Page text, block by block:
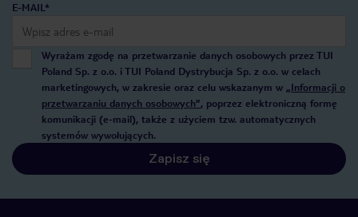
E-MAIL*
Wyrażam zgodę na przetwarzanie danych osobowych przez TUI
Poland Sp. z o.o. i TUI Poland Dystrybucja Sp. z o.o. w celach
marketingowych, w zakresie oraz celu wskazanym w „Informacji o
przetwarzaniu danych osobowych”, poprzez elektroniczną formę
komunikacji (e-mail), także z użyciem tzw. automatycznych
systemów wywołujących.
Zapisz się